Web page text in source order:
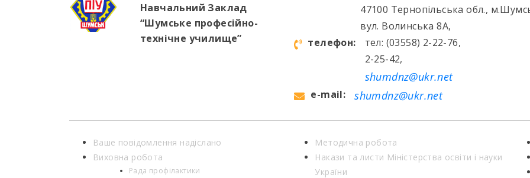
Навчальний Заклад
“Шумське професійно-
технічне училище”
47100 Тернопільська обл.,
вул. Волинська 8А,
телефон:
тел: (03558) 2-22-76,
2-25-42,
shumdnz@ukr.net
e-mail: shumdnz@ukr.net
Ваше повідомлення надіслано
Виховна робота
Рада профілактики
Методична робота
Накази та листи Міністерства освіти і науки
України